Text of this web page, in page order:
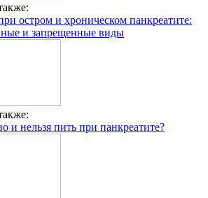
остром и хроническом панкреатите:
и запрещенные виды
и нельзя пить при панкреатите?